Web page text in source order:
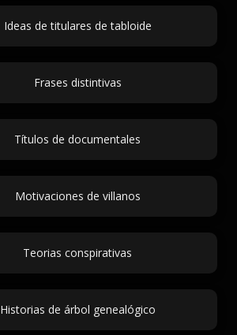
Ideas de titulares de tabloide
Frases distintivas
Títulos de documentales
Motivaciones de villanos
Teorias conspirativas
Historias de árbol genealógico